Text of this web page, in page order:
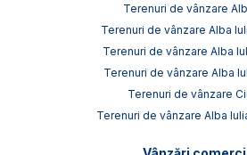
Terenuri de vânzare
Terenuri de vânzare Alba
Terenuri de vânzare Alba
Terenuri de vânzare Alba
Terenuri de vânzare
Terenuri de vânzare Alba